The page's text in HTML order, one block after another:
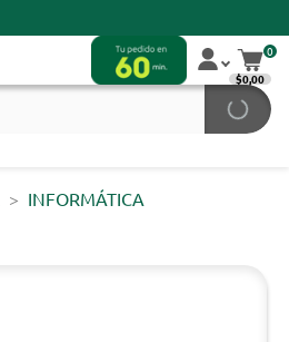
0
$0,00
INFORMÁTICA